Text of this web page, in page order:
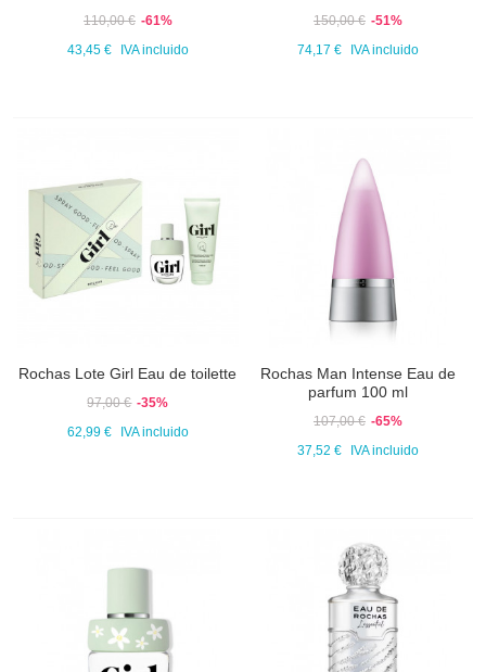
110,00 € -61%
43,45 €
IVA incluido
150,00 € -51%
74,17 €
IVA incluido
Rochas Lote Girl Eau de toilette
97,00 € -35%
62,99 €
IVA incluido
Rochas Man Intense Eau de
parfum 100 ml
107,00 € -65%
37,52 €
IVA incluido